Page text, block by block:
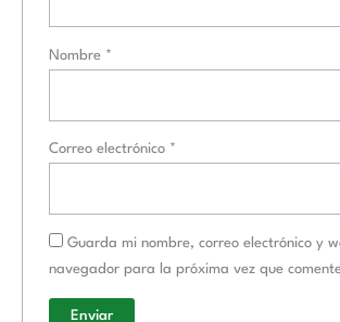
Nombre *
Correo electrónico *
Guarda mi nombre, correo electrónico y
navegador para la próxima vez que